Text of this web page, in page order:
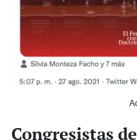
Congresistas